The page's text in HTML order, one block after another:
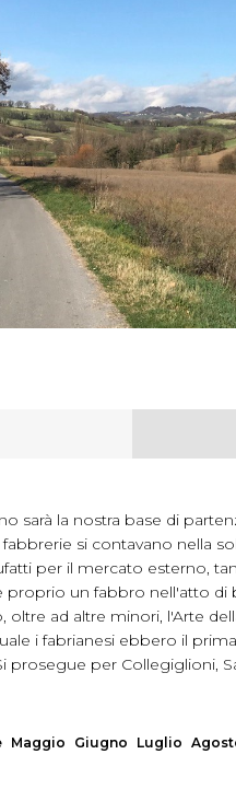
sarà la nostra base di
si contavano nella
per il mercato esterno,
un fabbro nell'atto di
ad altre minori, l'Arte
i fabrianesi ebbero il
prosegue per Collegiglioni,
Maggio Giugno Luglio